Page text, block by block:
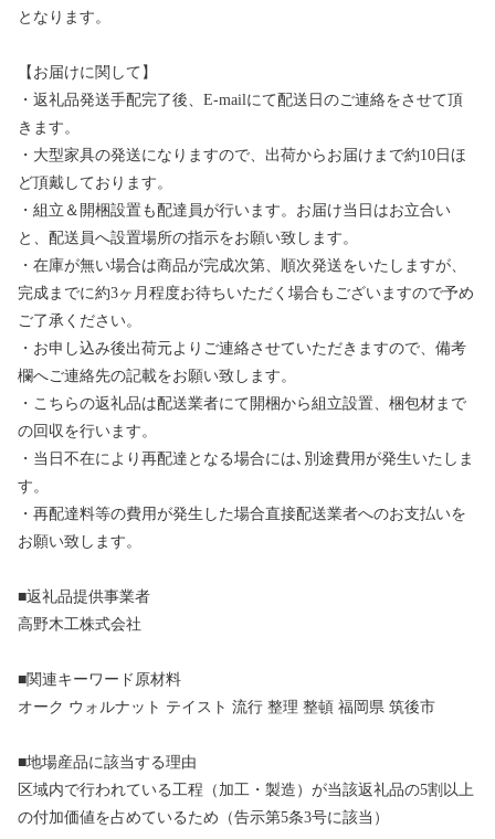
となります。
【お届けに関して】
・返礼品発送手配完了後、E-mailにて配送日のご連絡をさせて頂
きます。
・大型家具の発送になりますので、出荷からお届けまで約10日ほ
ど頂戴しております。
・組立＆開梱設置も配達員が行います。お届け当日はお立合い
と、配送員へ設置場所の指示をお願い致します。
・在庫が無い場合は商品が完成次第、順次発送をいたしますが、
完成までに約3ヶ月程度お待ちいただく場合もございますので予め
ご了承ください。
・お申し込み後出荷元よりご連絡させていただきますので、備考
欄へご連絡先の記載をお願い致します。
・こちらの返礼品は配送業者にて開梱から組立設置、梱包材まで
の回収を行います。
・当日不在により再配達となる場合には､別途費用が発生いたしま
す。
・再配達料等の費用が発生した場合直接配送業者へのお支払いを
お願い致します。
■返礼品提供事業者
高野木工株式会社
■関連キーワード原材料
オーク ウォルナット テイスト 流行 整理 整頓 福岡県 筑後市
■地場産品に該当する理由
区域内で行われている工程（加工・製造）が当該返礼品の5割以上
の付加価値を占めているため（告示第5条3号に該当）